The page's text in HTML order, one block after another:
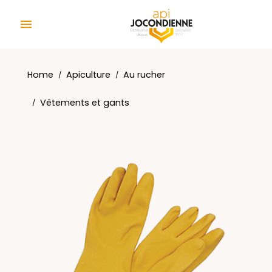

Home Apiculture Au rucher
Vêtements et gants